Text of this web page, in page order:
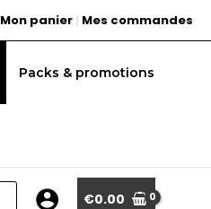
Mon panier | Mes commandes
Packs & promotions
€0.00